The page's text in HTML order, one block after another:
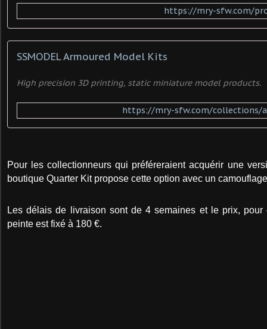
https://mry-sfw.com/
SSMODEL Armoured Model Kits
High precision 3D printing, static miniature model products.
https://mry-sfw.com/collections/
Pour les collectionneurs qui préféreraient acquérir une
boutique Quarter Kit propose cette option avec un
Les délais de livraison sont de 4 semaines et le prix, pour
peinte est fixé à 180 €.